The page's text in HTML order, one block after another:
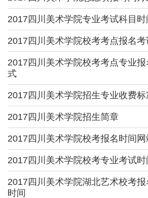
2017四川美术学院专业考试科目时
2017四川美术学院校考考点报名考
2017四川美术学院校考考点专业
式
2017四川美术学院招生专业收费标
2017四川美术学院招生简章
2017四川美术学院校考报名时间网
2017四川美术学院校考专业考试时
2017四川美术学院湖北艺术校考
时间